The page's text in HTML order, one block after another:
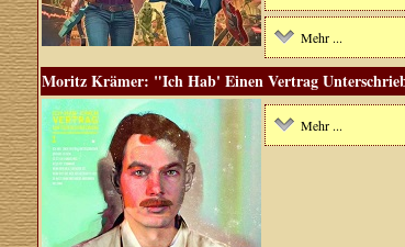
Mehr ...
Moritz Krämer: "Ich Hab' Einen Vertrag
Mehr ...